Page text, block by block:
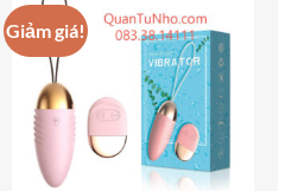
Giảm giá!